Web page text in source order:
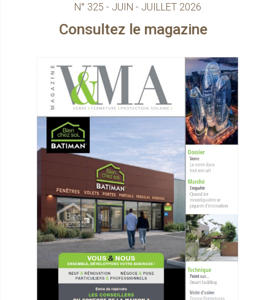
N° 325 - JUIN - JUILLET 2026
le magazine